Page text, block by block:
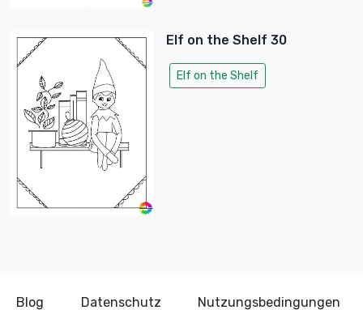
Elf on the Shelf 30
Elf on the Shelf
Blog Datenschutz Nutzungsbedingungen